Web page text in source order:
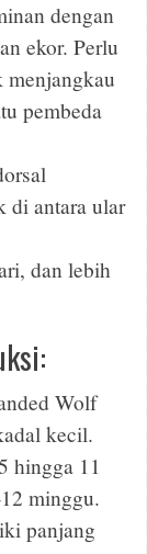
dengan
ekor. Perlu
pembeda
di antara ular
dan lebih
Wolf
kecil.
hingga 11
minggu.
panjang